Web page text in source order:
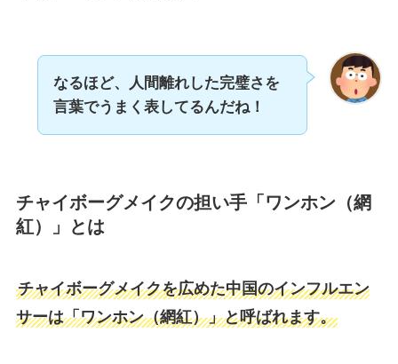
なるほど、人間離れした完璧さを
言葉でうまく表してるんだね！
チャイボーグメイクの担い手「ワンホン（網
紅）」とは
チャイボーグメイクを広めた中国のインフルエン
サーは「ワンホン（網紅）」と呼ばれます。